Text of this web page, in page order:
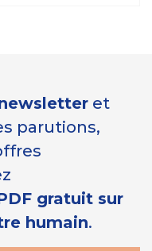
et
parutions,
gratuit sur
humain.